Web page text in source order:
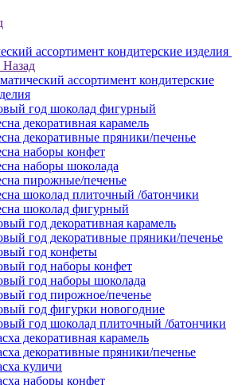
ассортимент кондитерские изделия
Назад
ассортимент кондитерские
год шоколад фигурный
декоративная карамель
декоративные пряники/печенье
наборы конфет
наборы шоколада
пирожные/печенье
шоколад плиточный /батончики
шоколад фигурный
год декоративная карамель
год декоративные пряники/печенье
год конфеты
год наборы конфет
год наборы шоколада
год пирожное/печенье
год фигурки новогодние
год шоколад плиточный /батончики
декоративная карамель
декоративные пряники/печенье
куличи
наборы конфет